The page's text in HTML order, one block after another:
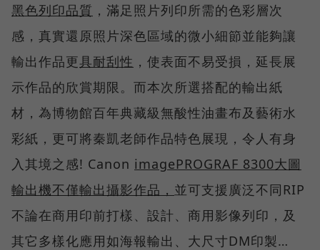
黑色列印品質 ，滿足照片列印所需的色彩層次
感，真實還原照片深色區域的微小細節並能夠讓
輸出作品更具耐刮性 ，使表面不易受損，延長展
示作品的欣賞期限。而本次所選搭配的輸出紙
材，為博物館百年典藏級無酸性油畫布及藝術水
彩紙，更可將秦凱老師作品特色展現，令人有身
入其境之感! Canon imagePROGRAF 8300大圖
輸出機不僅輸出攝影作品， 並可支援廣泛不同RIP
不論在商用印前打樣、設計、商用影像列印，及
其它多樣化應用如海報輸出、大尺寸DM印製…